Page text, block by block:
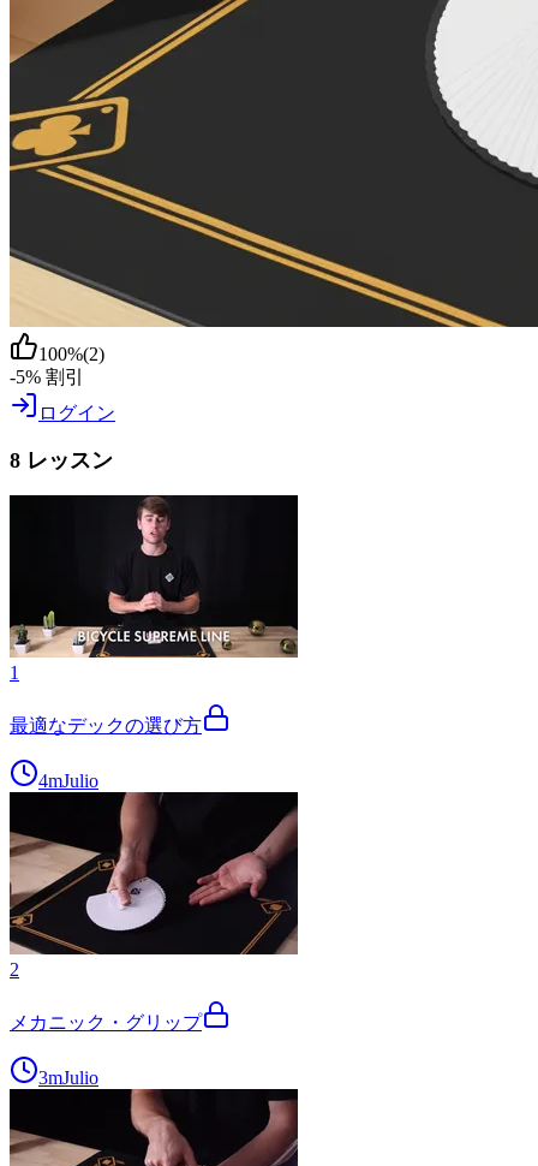
100%(2)
-5% 割引
ログイン
8 レッスン
1
最適なデックの選び方
4mJulio
2
メカニック・グリップ
3mJulio